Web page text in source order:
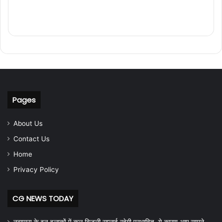
Pages
About Us
Contact Us
Home
Privacy Policy
CG NEWS TODAY